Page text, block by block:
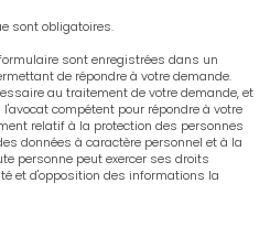
sont obligatoires.
sont enregistrées dans un
de répondre à votre demande.
au traitement de votre demande, et
compétent pour répondre à votre
relatif à la protection des personnes
données à caractère personnel et à la
personne peut exercer ses droits
et d'opposition des informations la